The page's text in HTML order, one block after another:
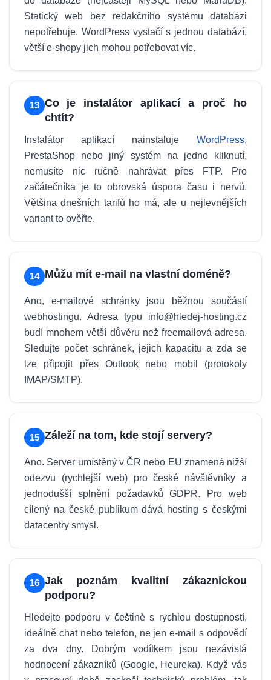
Statický web bez redakčního systému databázi
nepotřebuje. WordPress vystačí s jednou databází,
větší e-shopy jich mohou potřebovat víc.
13 Co je instalátor aplikací a proč ho
chtít?
Instalátor aplikací nainstaluje WordPress,
PrestaShop nebo jiný systém na jedno kliknutí,
nemusíte nic ručně nahrávat přes FTP. Pro
začátečníka je to obrovská úspora času i nervů.
Většina dnešních tarifů ho má, ale u nejlevnějších
variant to ověřte.
14 Můžu mít e-mail na vlastní doméně?
Ano, e-mailové schránky jsou běžnou součástí
webhostingu. Adresa typu info@hledej-hosting.cz
budí mnohem větší důvěru než freemailová adresa.
Sledujte počet schránek, jejich kapacitu a zda se
lze připojit přes Outlook nebo mobil (protokoly
IMAP/SMTP).
15 Záleží na tom, kde stojí servery?
Ano. Server umístěný v ČR nebo EU znamená nižší
odezvu (rychlejší web) pro české návštěvníky a
jednodušší splnění požadavků GDPR. Pro web
cílený na české publikum dává hosting s českými
datacentry smysl.
16 Jak poznám kvalitní zákaznickou
podporu?
Hledejte podporu v češtině s rychlou dostupností,
ideálně chat nebo telefon, ne jen e-mail s odpovědí
za dva dny. Dobrým vodítkem jsou nezávislá
hodnocení zákazníků (Google, Heureka). Když vás